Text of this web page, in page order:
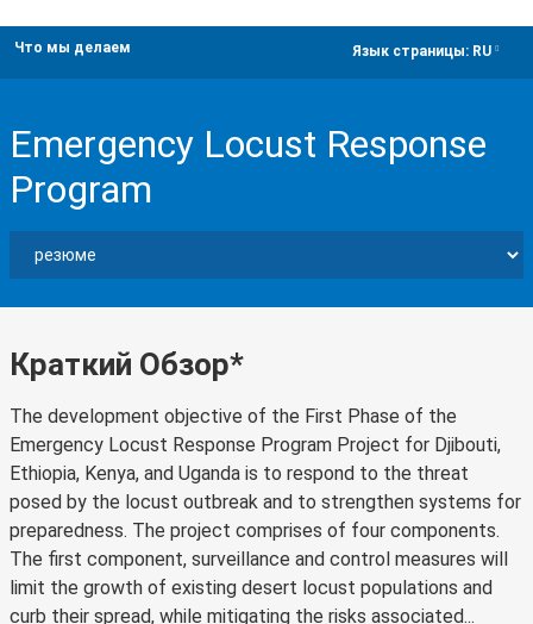
Что мы делаем Язык страницы: RU
Emergency Locust Response
Program
Краткий Обзор*
The development objective of the First Phase of the
Emergency Locust Response Program Project for Djibouti,
Ethiopia, Kenya, and Uganda is to respond to the threat
posed by the locust outbreak and to strengthen systems for
preparedness. The project comprises of four components.
The first component, surveillance and control measures will
limit the growth of existing desert locust populations and
curb their spread, while mitigating the risks associated...